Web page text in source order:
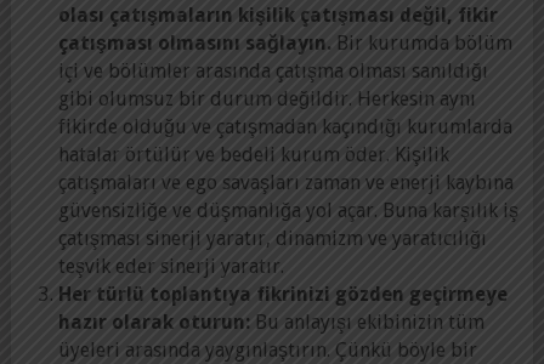
olası çatışmaların kişilik çatışması değil, fikir
çatışması olmasını sağlayın. Bir kurumda bölüm
içi ve bölümler arasında çatışma olması sanıldığı
gibi olumsuz bir durum değildir. Herkesin aynı
fikirde olduğu ve çatışmadan kaçındığı kurumlarda
hatalar örtülür ve bedeli kurum öder. Kişilik
çatışmaları ve ego savaşları zaman ve enerji kaybına
güvensizliğe ve düşmanlığa yol açar. Buna karşılık iş
çatışması sinerji yaratır, dinamizm ve yaratıcılığı
teşvik eder sinerji yaratır.
Her türlü toplantıya fikrinizi gözden geçirmeye
hazır olarak oturun:Bu anlayışı ekibinizin tüm
üyeleri arasında yaygınlaştırın. Çünkü böyle bir